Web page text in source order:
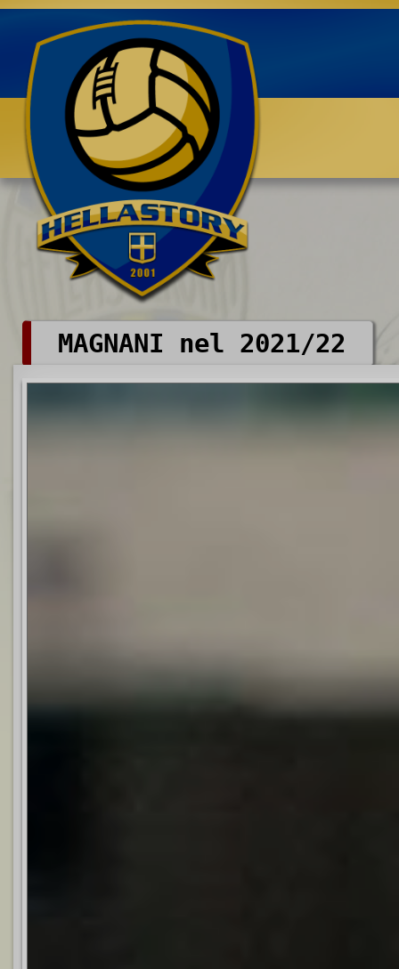
Benvenuti su HELLASTORY.net
MAGNANI nel 2021/22